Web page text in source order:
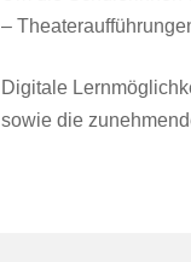
–
Digitale
sowie die